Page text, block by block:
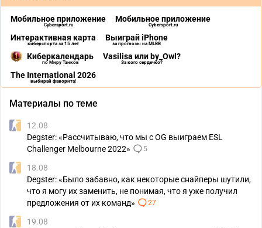
Мобильное приложение
Cybersport.ru
Мобильное приложение
Cybersport.ru
Интерактивная карта
киберспорта за 15 лет
Выиграй iPhone
за прогнозы на MLBB
Киберкалендарь
по Миру Танков
Vasilisa или by_Owl?
За кого сердечко?
The International 2026
выбирай фаворита!
Материалы по теме
12.08
Degster: «Рассчитываю, что мы с OG выиграем ESL
Challenger Melbourne 2022»
5
18.08
Degster: «Было забавно, как некоторые снайперы шутили,
что я могу их заменить, не понимая, что я уже получил
предложения от их команд»
27
19.08